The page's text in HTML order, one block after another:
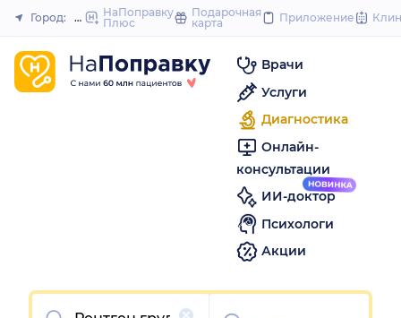
to
Закрыть
Город: МиассНаПоправку
Плюс
Подарочная
карта
Приложение
Врачи
Услуги
Диагностика
Онлайн-
консультации
ИИ-доктор
Психологи
Акции
Очистить